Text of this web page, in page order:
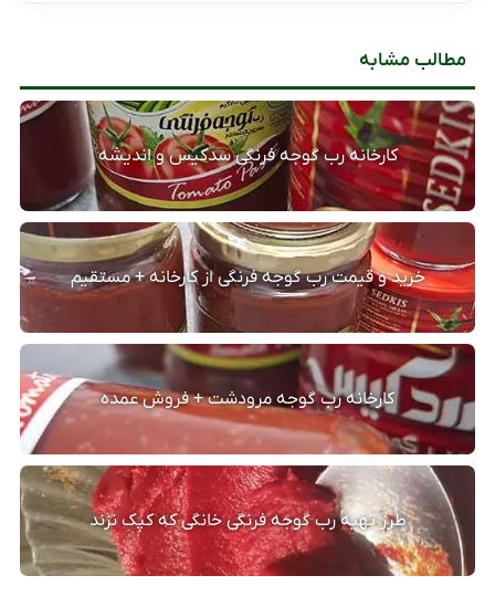
مطالب مشابه
کارخانه رب گوجه فرنگی سدکیس و اندیشه
خرید و قیمت رب گوجه فرنگی از کارخانه + مستقیم
کارخانه رب گوجه مرودشت + فروش عمده
طرز تهیه رب گوجه فرنگی خانگی که کپک نزند